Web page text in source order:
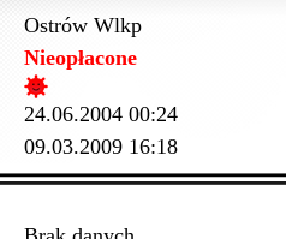
Ostrów Wlkp
Nieopłacone
24.06.2004 00:24
09.03.2009 16:18